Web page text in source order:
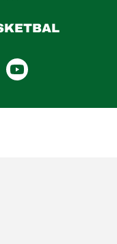
X
YouTube